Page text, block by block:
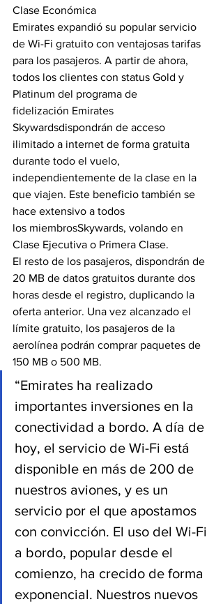
Clase Económica
Emirates expandió su popular servicio
de Wi-Fi gratuito con ventajosas tarifas
para los pasajeros. A partir de ahora,
todos los clientes con status Gold y
Platinum del programa de
fidelización Emirates
Skywardsdispondrán de acceso
ilimitado a internet de forma gratuita
durante todo el vuelo,
independientemente de la clase en la
que viajen. Este beneficio también se
hace extensivo a todos
los miembrosSkywards, volando en
Clase Ejecutiva o Primera Clase.
El resto de los pasajeros, dispondrán de
20 MB de datos gratuitos durante dos
horas desde el registro, duplicando la
oferta anterior. Una vez alcanzado el
límite gratuito, los pasajeros de la
aerolínea podrán comprar paquetes de
150 MB o 500 MB.
“Emirates ha realizado
importantes inversiones en la
conectividad a bordo. A día de
hoy, el servicio de Wi-Fi está
disponible en más de 200 de
nuestros aviones, y es un
servicio por el que apostamos
con convicción. El uso del Wi-Fi
a bordo, popular desde el
comienzo, ha crecido de forma
exponencial. Nuestros nuevos